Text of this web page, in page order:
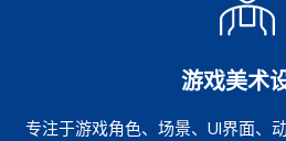
游戏美术
专注于游戏角色、场景、UI界面、